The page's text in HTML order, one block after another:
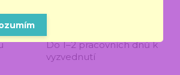
Do 1–2 pracovních dnů k
vyzvednutí